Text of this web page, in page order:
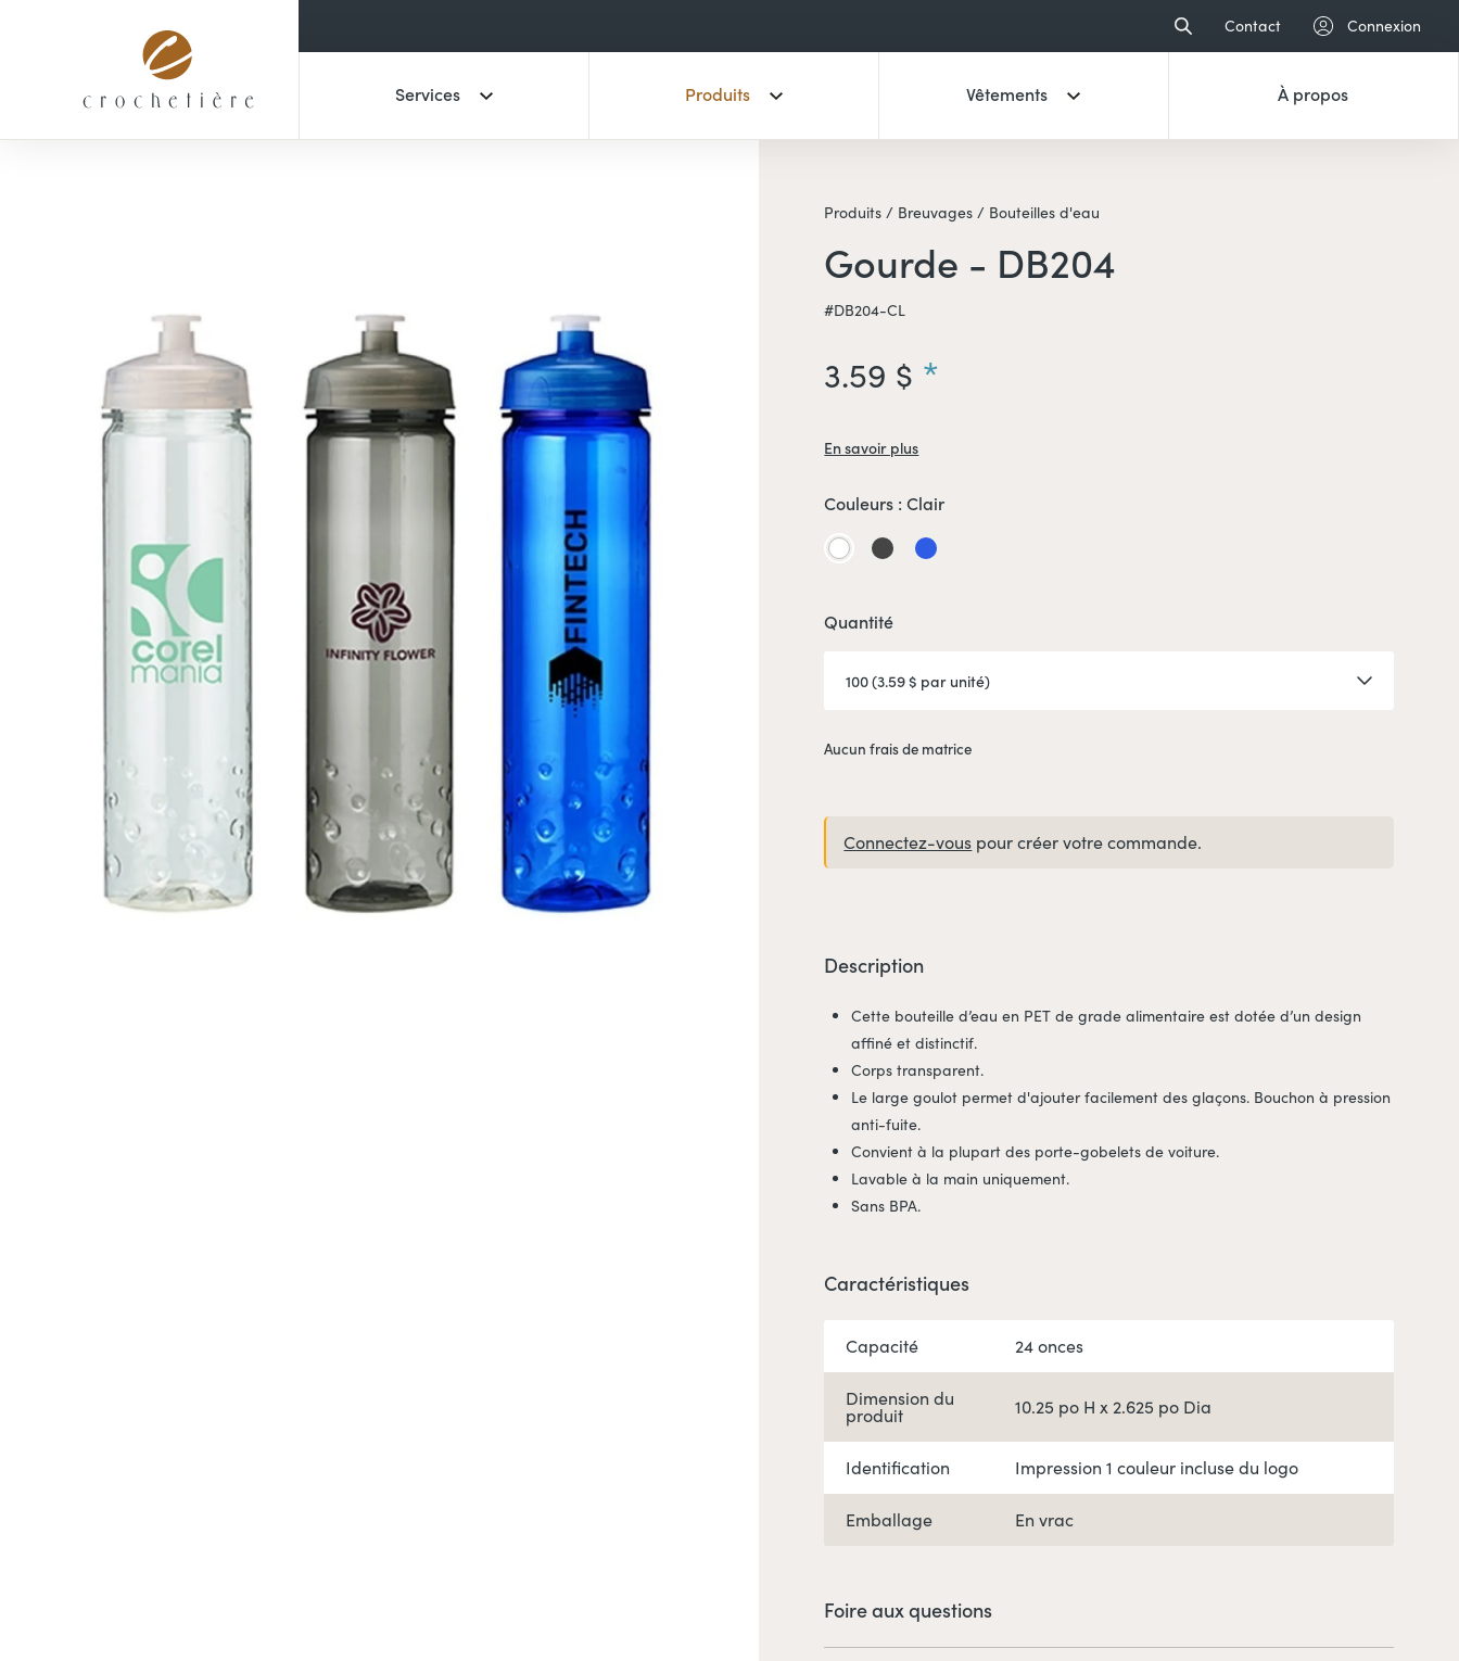
Contact Connexion
Services Produits Vêtements À propos
Produits / Breuvages / Bouteilles d'eau
Gourde - DB204
#DB204-CL
3.59 $
En savoir plus
Couleurs :Clair
Clair Noir
fumé
Bleu
Quantité
Aucun frais de matrice
Connectez-vous pour créer votre commande.
Description
Cette bouteille d’eau en PET de grade alimentaire est dotée d’un design
affiné et distinctif.
Corps transparent.
Le large goulot permet d'ajouter facilement des glaçons. Bouchon à pression
anti-fuite.
Convient à la plupart des porte-gobelets de voiture.
Lavable à la main uniquement.
Sans BPA.
Caractéristiques
Capacité 24 onces
Dimension du
produit 10.25 po H x 2.625 po Dia
Identification Impression 1 couleur incluse du logo
Emballage En vrac
Foire aux questions